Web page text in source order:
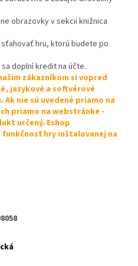
obrazovky v sekcii knižnica
hru, ktorú budete po
doplní kredit na účte.
zákazníkom si vopred
jazykové a softvérové
nie sú uvedené priamo na
priamo na webstránke -
určený. Eshop
funkčnosť hry inštalovanej na